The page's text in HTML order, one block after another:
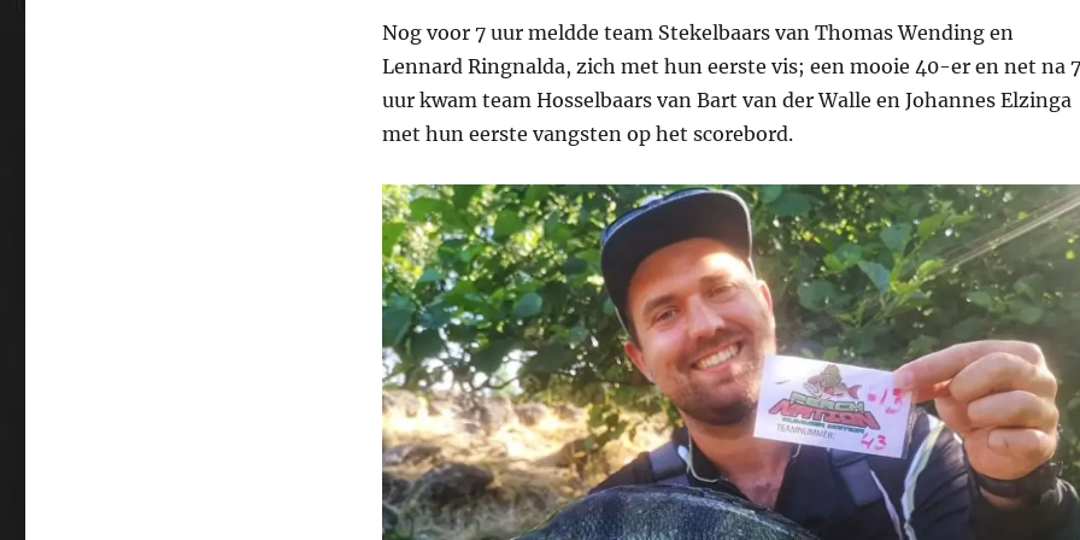
Nog voor 7 uur meldde team Stekelbaars van Thomas Wending en
Lennard Ringnalda, zich met hun eerste vis; een mooie 40-er en net na 7
uur kwam team Hosselbaars van Bart van der Walle en Johannes Elzinga
met hun eerste vangsten op het scorebord.